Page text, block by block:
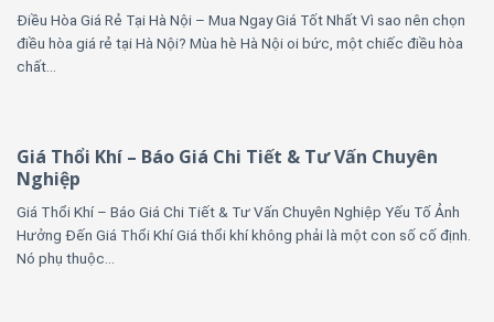
Điều Hòa Giá Rẻ Tại Hà Nội – Mua Ngay Giá Tốt Nhất Vì sao nên chọn
điều hòa giá rẻ tại Hà Nội? Mùa hè Hà Nội oi bức, một chiếc điều hòa
chất...
Giá Thổi Khí – Báo Giá Chi Tiết & Tư Vấn Chuyên
Nghiệp
Giá Thổi Khí – Báo Giá Chi Tiết & Tư Vấn Chuyên Nghiệp Yếu Tố Ảnh
Hưởng Đến Giá Thổi Khí Giá thổi khí không phải là một con số cố định.
Nó phụ thuộc...